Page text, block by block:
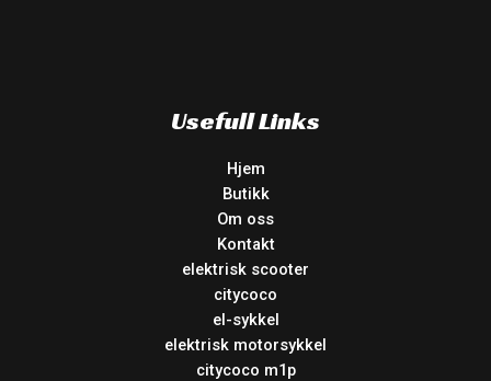
Usefull Links
Hjem
Butikk
Om oss
Kontakt
elektrisk scooter
citycoco
el-sykkel
elektrisk motorsykkel
citycoco m1p